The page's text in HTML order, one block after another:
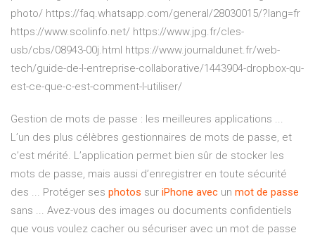
photo/ https://faq.whatsapp.com/general/28030015/?lang=fr
https://www.scolinfo.net/ https://www.jpg.fr/cles-
usb/cbs/08943-00j.html https://www.journaldunet.fr/web-
tech/guide-de-l-entreprise-collaborative/1443904-dropbox-qu-
est-ce-que-c-est-comment-l-utiliser/
Gestion de mots de passe : les meilleures applications ...
L’un des plus célèbres gestionnaires de mots de passe, et
c’est mérité. L’application permet bien sûr de stocker les
mots de passe, mais aussi d’enregistrer en toute sécurité
des ... Protéger ses photos sur iPhone avec un mot de passe
sans ... Avez-vous des images ou documents confidentiels
que vous voulez cacher ou sécuriser avec un mot de passe